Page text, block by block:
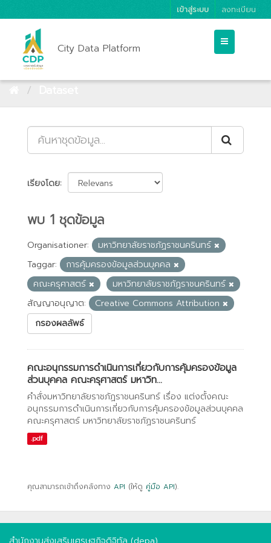
เข้าสู่ระบบ ลงทะเบียน
City Data Platform
เรียงโดย
พบ 1 ชุดข้อมูล
Organisationer:
มหาวิทยาลัยราชภัฏราชนครินทร์
Taggar:
การคุ้มครองข้อมูลส่วนบุคคล
คณะครุศาสตร์
มหาวิทยาลัยราชภัฏราชนครินทร์
สัญญาอนุญาต:
Creative Commons Attribution
กรองผลลัพธ์
คณะอนุกรรมการดำเนินการเกี่ยวกับการคุ้มครองข้อมูล
ส่วนบุคคล คณะครุศาสตร์ มหาวิท...
คำสั่งมหาวิทยาลัยราชภัฏราชนครินทร์ เรื่อง แต่งตั้งคณะ
อนุกรรมการดำเนินการเกี่ยวกับการคุ้มครองข้อมูลส่วนบุคคล
คณะครุศาสตร์ มหาวิทยาลัยราชภัฏราชนครินทร์
.pdf
คุณสามารถเข้าถึงคลังทาง API (ให้ดู คู่มือ API).